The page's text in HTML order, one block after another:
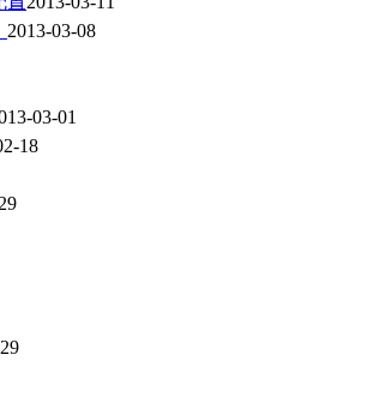
2013-03-08
03-01
18